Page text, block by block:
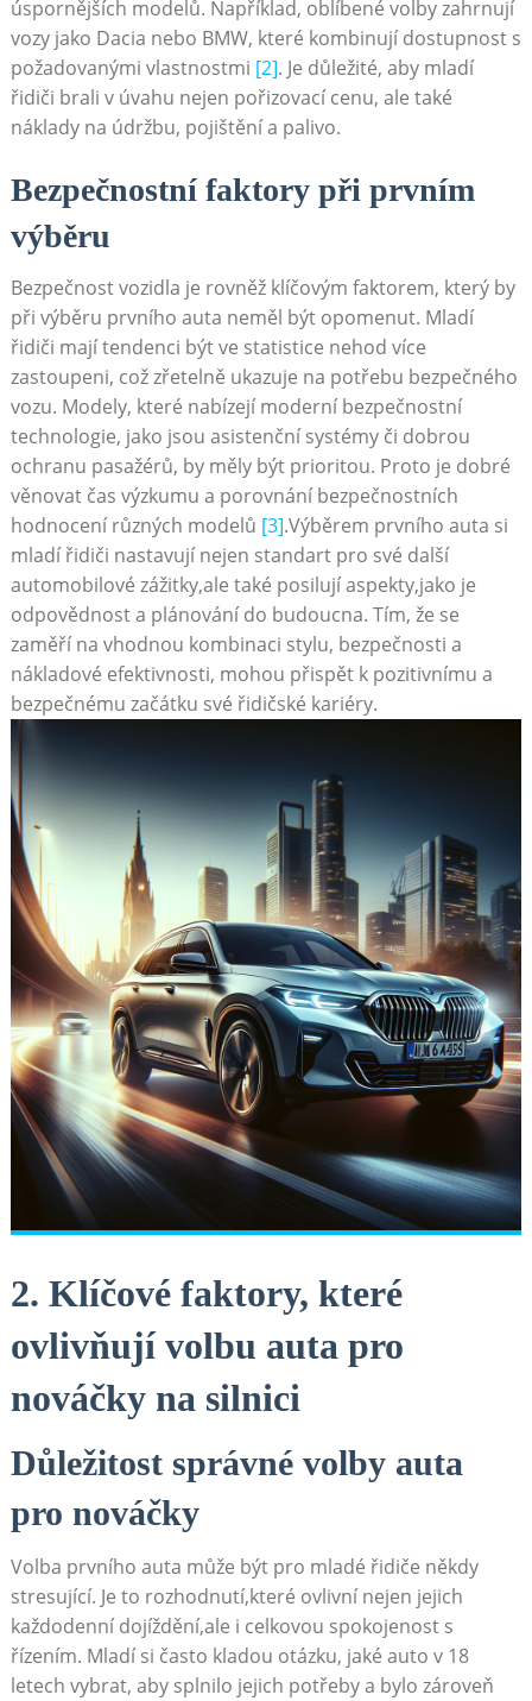
úspornějších modelů. Například, oblíbené volby zahrnují
vozy jako Dacia nebo BMW, které kombinují dostupnost s
požadovanými vlastnostmi [2]. Je důležité, aby mladí
řidiči brali v úvahu nejen pořizovací cenu, ale také
náklady na údržbu, pojištění a palivo.
Bezpečnostní faktory při prvním
výběru
Bezpečnost vozidla je rovněž klíčovým faktorem, který by
při výběru prvního auta neměl být opomenut. Mladí
řidiči mají tendenci být ve statistice nehod více
zastoupeni, což zřetelně ukazuje na potřebu bezpečného
vozu. Modely, které nabízejí moderní bezpečnostní
technologie, jako jsou asistenční systémy či dobrou
ochranu pasažérů, by měly být prioritou. Proto je dobré
věnovat čas výzkumu a porovnání bezpečnostních
hodnocení různých modelů [3].Výběrem prvního auta si
mladí řidiči nastavují nejen standart pro své další
automobilové zážitky,ale také posilují aspekty,jako je
odpovědnost a plánování do budoucna. Tím, že se
zaměří na vhodnou kombinaci stylu, bezpečnosti a
nákladové efektivnosti, mohou přispět k pozitivnímu a
bezpečnému začátku své řidičské kariéry.
2. Klíčové faktory, které
ovlivňují volbu auta pro
nováčky na silnici
Důležitost správné volby auta
pro nováčky
Volba prvního auta může být pro mladé řidiče někdy
stresující. Je to rozhodnutí,které ovlivní nejen jejich
každodenní dojíždění,ale i celkovou spokojenost s
řízením. Mladí si často kladou otázku, jaké auto v 18
letech vybrat, aby splnilo jejich potřeby a bylo zároveň